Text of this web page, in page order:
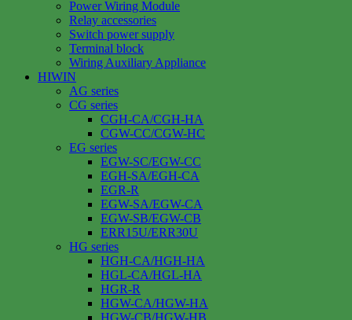
Power Wiring Module
Relay accessories
Switch power supply
Terminal block
Wiring Auxiliary Appliance
HIWIN
AG series
CG series
CGH-CA/CGH-HA
CGW-CC/CGW-HC
EG series
EGW-SC/EGW-CC
EGH-SA/EGH-CA
EGR-R
EGW-SA/EGW-CA
EGW-SB/EGW-CB
ERR15U/ERR30U
HG series
HGH-CA/HGH-HA
HGL-CA/HGL-HA
HGR-R
HGW-CA/HGW-HA
HGW-CB/HGW-HB